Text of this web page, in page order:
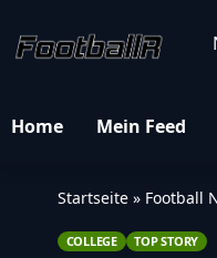
Home Mein Feed
Startseite » Football
COLLEGE TOP STORY